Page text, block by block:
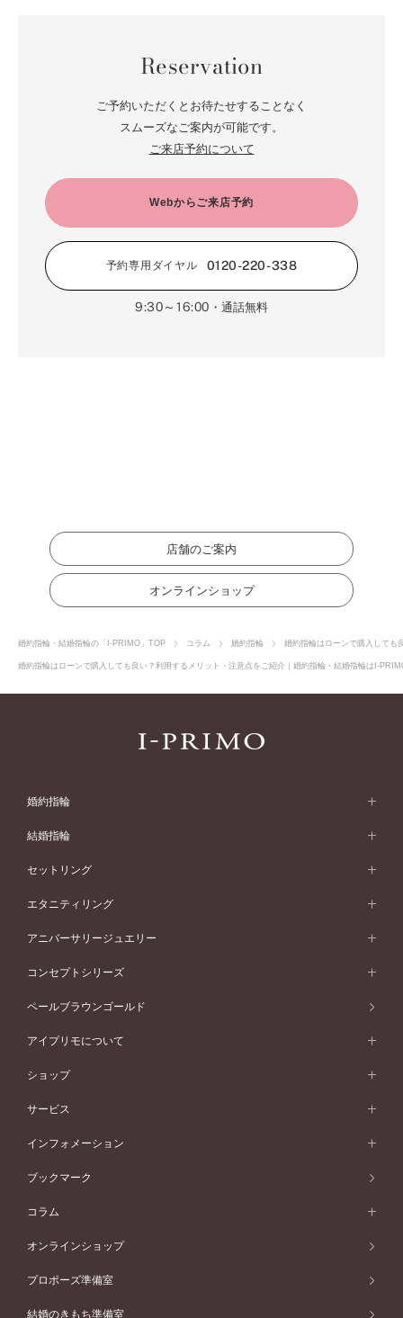
Reservation
ご予約いただくとお待たせすることなく
スムーズなご案内が可能です。
ご来店予約について
Webからご来店予約
予約専用ダイヤル 0120-220-338
9:30～16:00 ・通話無料
店舗のご案内
オンラインショップ
婚約指輪・結婚指輪の「I-PRIMO」TOP コラム 婚約指輪 婚約指輪はローンで購入しても
婚約指輪はローンで購入しても良い？利用するメリット・注意点をご紹介｜婚約指輪・結婚指輪はI-
婚約指輪
婚約指輪 (エンゲージリング)
婚約指輪一覧
ピンクゴールド
ペールブラウンゴールド
ウェーブライン
V字ライン
ワンサイドメレ
ダブルサイドメレ
シンプル
フェミニン
モード
50万円台～
40万円台～
30万円台～
婚約指輪 人気ランキング
婚約ネックレス
ダイヤモンドシェイプコレクション
パーフェクトプロポーズリング
ダイヤモンドプロポーズ
結婚指輪
結婚指輪 (マリッジリング)
結婚指輪一覧
ピンクゴールド
ペールブラウンゴールド
ウェーブライン
V字ライン
ワンメレ
セベラルメレ
シンプル
フェミニン
モード
50万円～
40万円～50万円
セットリング
セットリング
セットリング一覧
ピンクゴールド
ペールブラウンゴールド
エタニティリング
エタニティリング
エタニティリング一覧
ピンクゴールド
ペールブラウンゴールド
アニバーサリージュエリー
アニバーサリージュエリー
アニバーサリージュエリー一覧
ファッションリング
ブレスレット
コンセプトシリーズ
コンセプトシリーズ
オリジンビリーフ
エトワル
スワハ
ペールブラウンゴールド
アイプリモについて
アイプリモについて
パーソナルハンド診断
デザインへのこだわり
ショップ
店舗一覧
北海道
札幌店
サービス
プロポーズサポート
サービス
インフォメーション
ご来店予約について
ニュース一覧
ブックマーク
コラム
コラム
オンラインショップ
プロポーズ準備室
結婚のきもち準備室